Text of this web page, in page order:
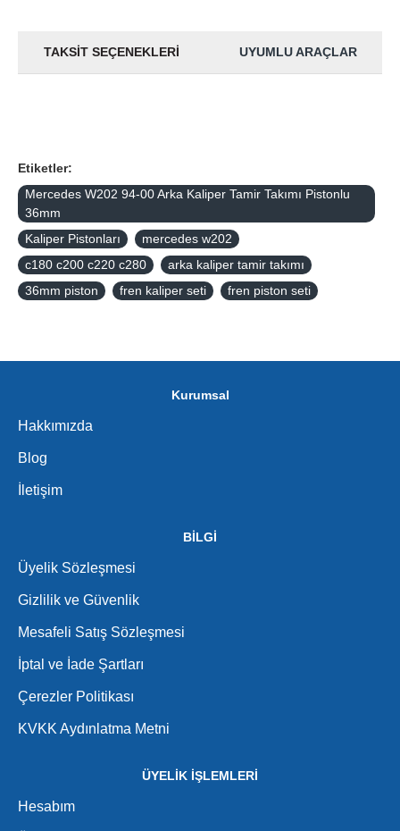
TAKSIT SEÇENEKLERI UYUMLU ARAÇLAR
Etiketler:
Mercedes W202 94-00 Arka Kaliper Tamir Takımı Pistonlu
36mm
Kaliper Pistonları
mercedes w202
c180 c200 c220 c280
arka kaliper tamir takımı
36mm piston
fren kaliper seti fren piston seti
Kurumsal
Hakkımızda
Blog
İletişim
BİLGİ
Üyelik Sözleşmesi
Gizlilik ve Güvenlik
Mesafeli Satış Sözleşmesi
İptal ve İade Şartları
Çerezler Politikası
KVKK Aydınlatma Metni
ÜYELİK İŞLEMLERİ
Hesabım